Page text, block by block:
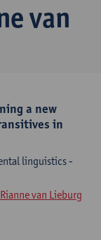
van
a new
in
linguistics -
Rianne van Lieburg